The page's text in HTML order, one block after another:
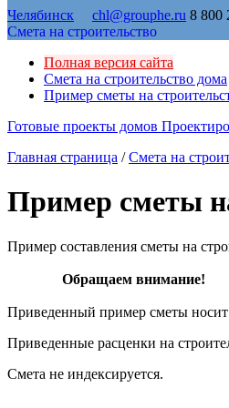
Челябинск chl@grouphe.ru 8 800
Смета на строительство
Полная версия сайта
Смета на строительство дома
Пример сметы на
Готовые проекты домов
Главная страница / Смета на
Пример сметы
Пример составления сметы на
Обращаем внимание!
Приведенный пример сметы
Приведенные расценки на
Смета не индексируется.